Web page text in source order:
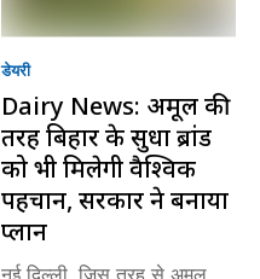
डेयरी
Dairy News: अमूल की
तरह बिहार के सुधा ब्रांड
को भी मिलेगी वैश्विक
पहचान, सरकार ने बनाया
प्लान
नई दिल्ली. जिस तरह से अमूल